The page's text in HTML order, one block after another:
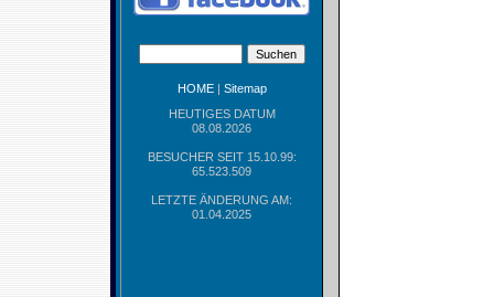
HOME| Sitemap
HEUTIGES DATUM
08.08.2026
BESUCHER SEIT 15.10.99:
65.523.509
LETZTE ÄNDERUNG AM:
01.04.2025